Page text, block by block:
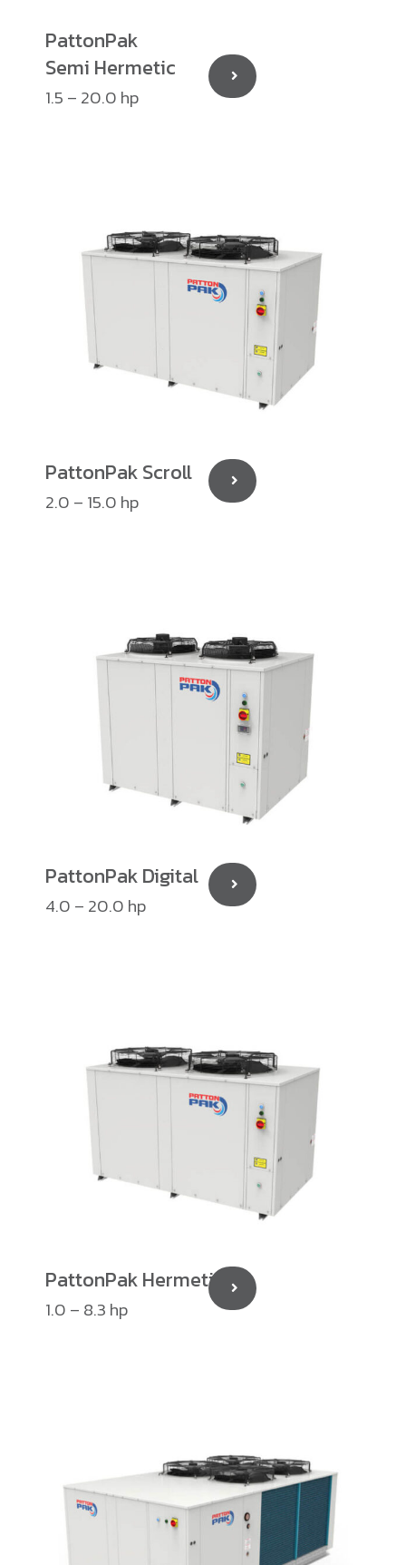
PattonPak
Semi Hermetic
1.5 – 20.0 hp
PattonPak Scroll
2.0 – 15.0 hp
PattonPak Digital
4.0 – 20.0 hp
PattonPak Hermetic
1.0 – 8.3 hp